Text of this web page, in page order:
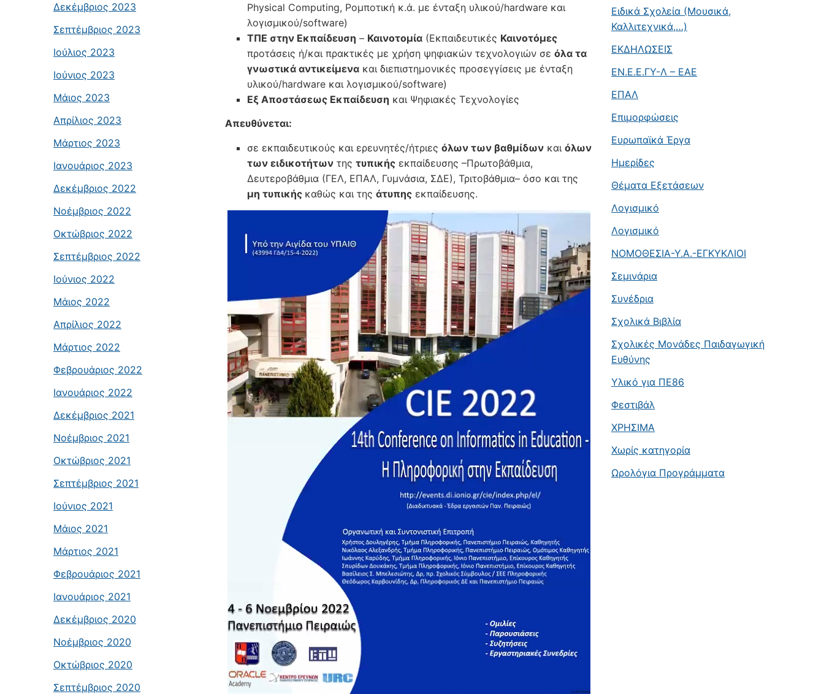
Δεκέμβριος 2023
Σεπτέμβριος 2023
Ιούλιος 2023
Ιούνιος 2023
Μάιος 2023
Απρίλιος 2023
Μάρτιος 2023
Ιανουάριος 2023
Δεκέμβριος 2022
Νοέμβριος 2022
Οκτώβριος 2022
Σεπτέμβριος 2022
Ιούνιος 2022
Μάιος 2022
Απρίλιος 2022
Μάρτιος 2022
Φεβρουάριος 2022
Ιανουάριος 2022
Δεκέμβριος 2021
Νοέμβριος 2021
Οκτώβριος 2021
Σεπτέμβριος 2021
Ιούνιος 2021
Μάιος 2021
Μάρτιος 2021
Φεβρουάριος 2021
Ιανουάριος 2021
Δεκέμβριος 2020
Νοέμβριος 2020
Οκτώβριος 2020
Σεπτέμβριος 2020
Physical Computing, Ρομποτική κ.ά. με ένταξη υλικού/hardware και
λογισμικού/software)
ΤΠΕ στην Εκπαίδευση – Καινοτομία (Εκπαιδευτικές Καινοτόμες
προτάσεις ή/και πρακτικές με χρήση ψηφιακών τεχνολογιών σε όλα τα
γνωστικά αντικείμενα και διεπιστημονικές προσεγγίσεις με ένταξη
υλικού/hardware και λογισμικού/software)
Εξ Αποστάσεως Εκπαίδευση και Ψηφιακές Τεχνολογίες
Απευθύνεται:
σε εκπαιδευτικούς και ερευνητές/ήτριες όλων των βαθμίδων και όλων
των ειδικοτήτων της τυπικής εκπαίδευσης –Πρωτοβάθμια,
Δευτεροβάθμια (ΓΕΛ, ΕΠΑΛ, Γυμνάσια, ΣΔΕ), Τριτοβάθμια– όσο και της
μη τυπικής καθώς και της άτυπης εκπαίδευσης.
Ειδικά Σχολεία (Μουσικά,
Καλλιτεχνικά,…)
ΕΚΔΗΛΩΣΕΙΣ
ΕΝ.Ε.Ε.ΓΥ-Λ – ΕΑΕ
ΕΠΑΛ
Επιμορφώσεις
Ευρωπαϊκά Έργα
Ημερίδες
Θέματα Εξετάσεων
Λογισμικό
Λογισμικό
ΝΟΜΟΘΕΣΙΑ-Υ.Α.-ΕΓΚΥΚΛΙΟΙ
Σεμινάρια
Συνέδρια
Σχολικά Βιβλία
Σχολικές Μονάδες Παιδαγωγική
Ευθύνης
Υλικό για ΠΕ86
Φεστιβάλ
ΧΡΗΣΙΜΑ
Χωρίς κατηγορία
Ωρολόγια Προγράμματα